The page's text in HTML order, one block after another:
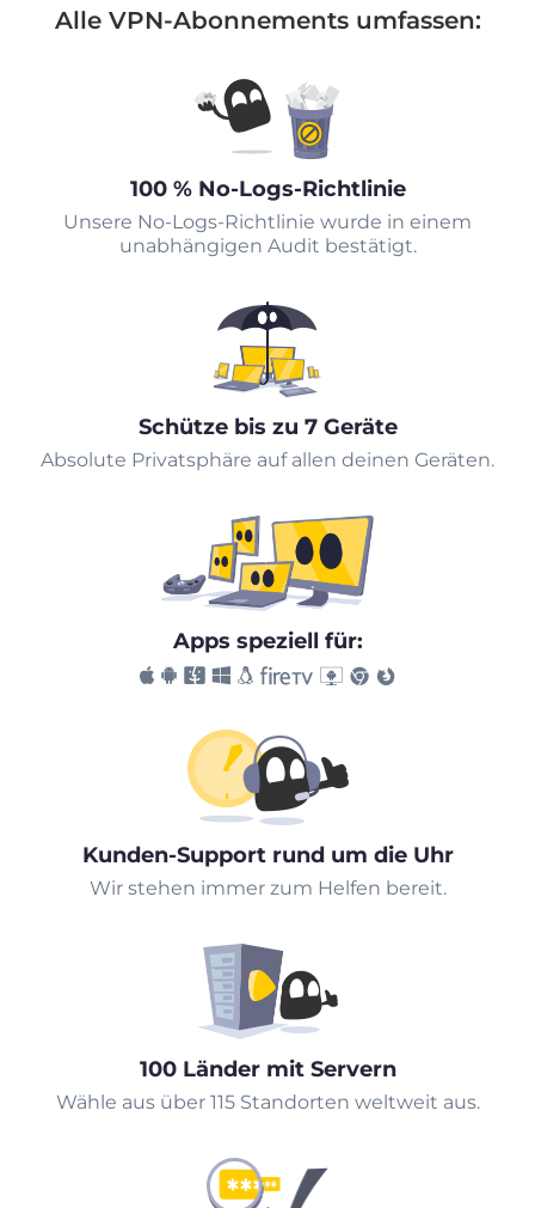
Alle VPN-Abonnements umfassen:
100 % No-Logs-Richtlinie
Unsere No-Logs-Richtlinie wurde in einem
unabhängigen Audit bestätigt.
Schütze bis zu 7 Geräte
Absolute Privatsphäre auf allen deinen Geräten.
Apps speziell für:
Kunden-Support rund um die Uhr
Wir stehen immer zum Helfen bereit.
100 Länder mit Servern
Wähle aus über 115 Standorten weltweit aus.